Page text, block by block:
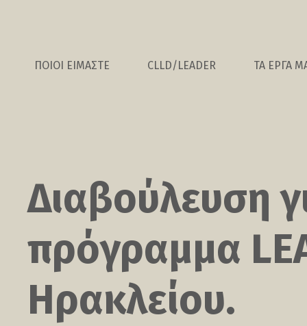
ΠΟΙΟΙ ΕΙΜΑΣΤΕ CLLD/LEADER ΤΑ ΕΡΓΑ
Διαβούλευση
πρόγραμμα
Ηρακλείου.